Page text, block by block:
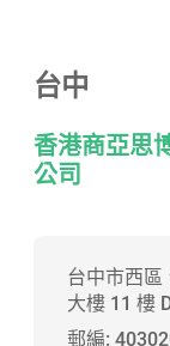
台中
香港商亞思
公司
台中市西區
大樓 11 樓
郵編: